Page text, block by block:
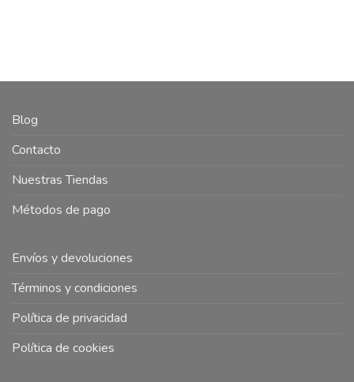
Blog
Contacto
Nuestras Tiendas
Métodos de pago
Envíos y devoluciones
Términos y condiciones
Política de privacidad
Política de cookies